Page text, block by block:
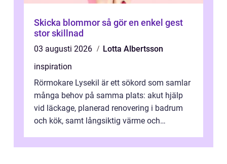
Skicka blommor så gör en enkel gest
stor skillnad
03 augusti 2026
Lotta Albertsson
inspiration
Rörmokare Lysekil är ett sökord som samlar
många behov på samma plats: akut hjälp
vid läckage, planerad renovering i badrum
och kök, samt långsiktig värme och